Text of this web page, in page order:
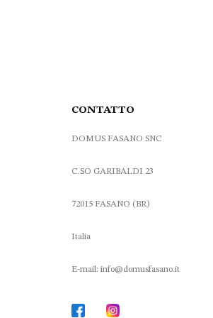
CONTATTO
DOMUS FASANO SNC
C.SO GARIBALDI 23
72015 FASANO (BR)
Italia
E-mail: info@domusfasano.it